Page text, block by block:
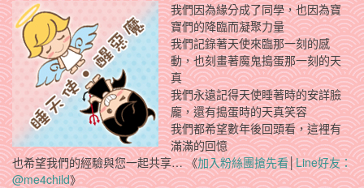
我們因為緣分成了同學，也因為寶
寶們的降臨而凝聚力量
我們記錄著天使來臨那一刻的感
動，也刻畫著魔鬼搗蛋那一刻的天
真
我們永遠記得天使睡著時的安詳臉
龐，還有搗蛋時的天真笑容
我們都希望數年後回頭看，這裡有
滿滿的回憶
也希望我們的經驗與您一起共享… 《加入粉絲團搶先看│Line好友：
@me4child》